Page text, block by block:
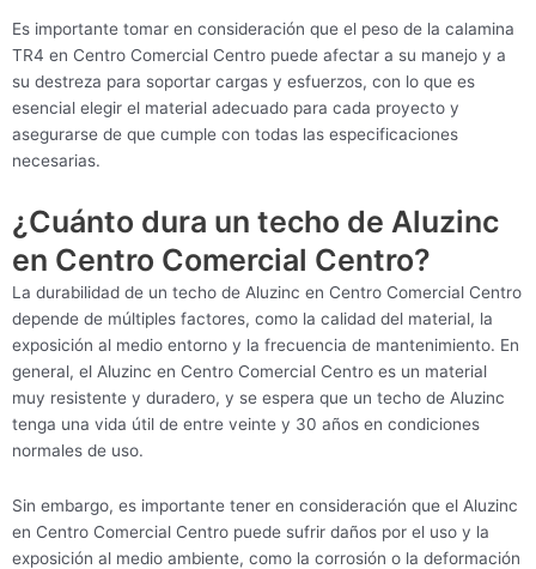
Es importante tomar en consideración que el peso de la calamina
TR4 en Centro Comercial Centro puede afectar a su manejo y a
su destreza para soportar cargas y esfuerzos, con lo que es
esencial elegir el material adecuado para cada proyecto y
asegurarse de que cumple con todas las especificaciones
necesarias.
¿Cuánto dura un techo de Aluzinc
en Centro Comercial Centro?
La durabilidad de un techo de Aluzinc en Centro Comercial Centro
depende de múltiples factores, como la calidad del material, la
exposición al medio entorno y la frecuencia de mantenimiento. En
general, el Aluzinc en Centro Comercial Centro es un material
muy resistente y duradero, y se espera que un techo de Aluzinc
tenga una vida útil de entre veinte y 30 años en condiciones
normales de uso.
Sin embargo, es importante tener en consideración que el Aluzinc
en Centro Comercial Centro puede sufrir daños por el uso y la
exposición al medio ambiente, como la corrosión o la deformación